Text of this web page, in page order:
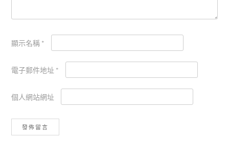
顯示名稱 *
電子郵件地址 *
個人網站網址